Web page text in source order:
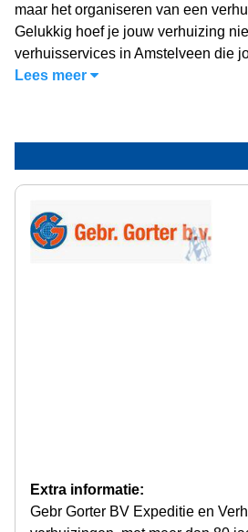
maar het organiseren van een
Gelukkig hoef je jouw verhuizing
verhuisservices in Amstelveen die
Lees meer
Extra informatie:
Gebr Gorter BV Expeditie en